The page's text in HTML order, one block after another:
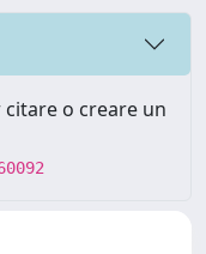
o creare un